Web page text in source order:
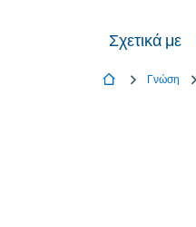
Σχετικά με
Γνώση